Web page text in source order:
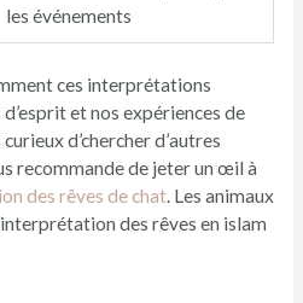
les événements
ces interprétations
et nos expériences de
d’chercher d’autres
recommande de jeter un œil à
des rêves de chat. Les animaux
des rêves en islam